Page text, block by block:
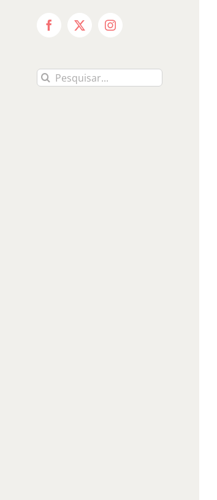
Facebook
X Instagram
Buscar